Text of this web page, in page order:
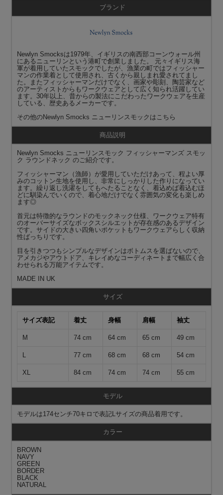
ブランド
Newlyn Smocksは1979年、イギリスの南西部コーンウォール州
にあるニューリンという港町で創業しました。 元々イギリス海
軍が着用していたスモックでしたが、漁業の町ではフィッシャー
マンの作業着として使用され、古くから親しまれ愛されてまし
た。またフィッシャーマンだけでなく、画家や彫刻、陶芸家など
のアーティストからもワークウェアとして広く知られ活躍してい
ます。30年以上、昔からの製法にこだわったワークウェアを生産
している、歴史あるメーカーです。
その他のNewlyn Smocks ニューリンスモック はこちら
商品説明
Newlyn Smocks ニューリンスモック フィッシャーマンズ スモッ
ク ラウンドネック のご紹介です。
フィッシャーマン（漁師）が愛用していただけあって、程よい厚
みのコットン生地を使用し、非常にしっかりした作りになってい
ます。繰り返し洗濯をしてもへたることなく、着込めば着込むほ
どに馴染んでいくので、着心地だけでなく雰囲気の変化も楽しめ
ます◎
首元は特徴的なラウンドのモックネック仕様、ワークウェア特有
のオーバーサイズなボックスシルエットが存在感のあるデザイン
です。サイドの大きい四角いポケットもワークウェアらしく収納
性ばっちりです。
目を引きつつもシンプルなデザインはボトムスを選ばないので、
アメカジやアウトドア、キレイめなコーディネートまで幅広く合
わせられる万能アイテムです。
MADE IN UK
サイズ
サイズ表記 着丈 身幅 肩幅 袖丈
M 74 cm 64 cm 65 cm 49 cm
L 77 cm 68 cm 68 cm 54 cm
XL 84 cm 74 cm 74 cm 55 cm
モデル
モデルは174センチ70キロで表記Lサイズの商品着用です。
カラー
BROWN
NAVY
GREEN
BORDER
BLACK
NATURAL